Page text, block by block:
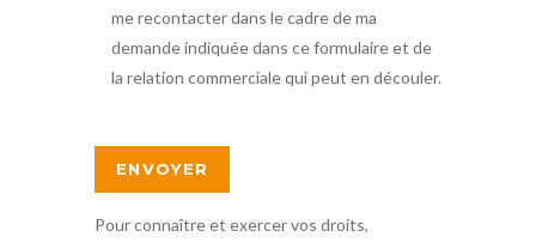
me recontacter dans le cadre de ma
demande indiquée dans ce formulaire et de
la relation commerciale qui peut en découler.
Pour connaître et exercer vos droits,